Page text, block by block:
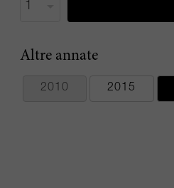
Altre annate
2010 2015